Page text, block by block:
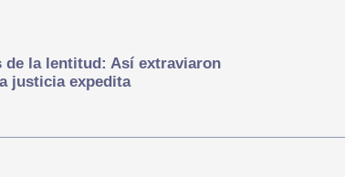
de la lentitud: Así extraviaron
justicia expedita